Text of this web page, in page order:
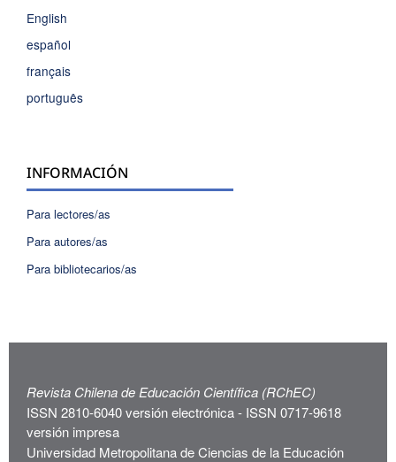
English
español
français
português
INFORMACIÓN
Para lectores/as
Para autores/as
Para bibliotecarios/as
Revista Chilena de Educación Científica (RChEC)
ISSN 2810-6040 versión electrónica - ISSN 0717-9618
versión impresa
Universidad Metropolitana de Ciencias de la Educación